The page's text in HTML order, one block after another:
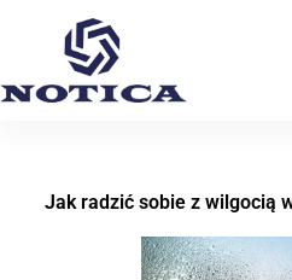
Jak radzić sobie z wilgocią